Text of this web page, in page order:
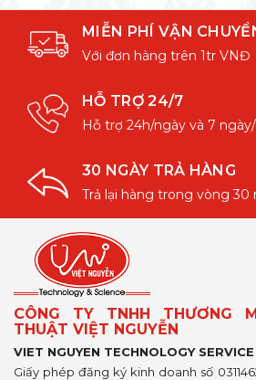
MIỄN PHÍ VẬN
Với đơn hàng trên 1tr VNĐ
HỖ TRỢ 24/7
Hỗ trợ 24h/ngày và 7
30 NGÀY TRẢ HÀNG
Trả lại hàng trong vòng 30
CÔNG TY TNHH THƯƠNG
THUẬT VIỆT NGUYỄN
VIET NGUYEN TECHNOLOGY
Giấy phép đăng ký kinh doanh số